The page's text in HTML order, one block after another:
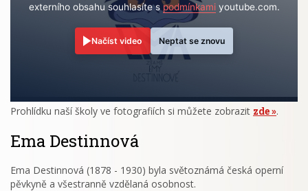
externího obsahu souhlasíte spodmínkamiyoutube.com.
Načíst video Neptat se znovu
Prohlídku naší školy ve fotografiích si můžete zobrazit zde .
Ema Destinnová
Ema Destinnová (1878 - 1930) byla světoznámá česká operní
pěvkyně a všestranně vzdělaná osobnost.